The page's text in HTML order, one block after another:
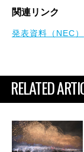
関連リンク
発表資料（NEC）
RELATED